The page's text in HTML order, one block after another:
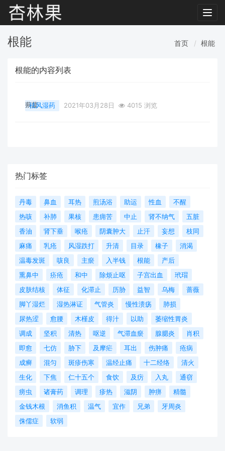
根能 首页 根能
根能的内容列表
蒴藋
祛风湿药 2021年03月28日 4015 浏览
热门标签
丹毒 鼻血 耳热 煎汤浴 助运 性血
不醒
热咳
补肺 果核 患痈苦 中止 肾不纳气
五脏
香油
肾下垂 喉疮 阴囊肿大 止汗 妄想
枝同
麻痛
乳疮 风湿跌打 升清 目录 橡子
消渴
温毒发斑
咳良 主瘀 入半钱 根能
产后
熏鼻中
疥疮 和中 除烦止呕 子宫出血
玳瑁
皮肤结核
体征 化滞止 历胁 益智 乌梅
蔷薇
脚丫湿烂
湿热淋证 气管炎 慢性溃疡
肺损
尿热涩
愈腰 木槿皮 得汁 以助
萎缩性胃炎
调成
坚积 清热 呕逆 气滞血瘀 腺腮炎
肖积
即愈
七仿 胁下 及摩疟 耳出 伤肿痛
疮病
成癣
混匀 斑疹伤寒 温经止痛 十二经络
清火
生化
下焦 仁十五个 食饮 及疠 入丸
通窃
痨虫
诸膏药 调理 疹热 滋阴 肿痹
精髓
金钱木根
消鱼积 温气 宜作 兄弟
牙周炎
侏儒症
软弱